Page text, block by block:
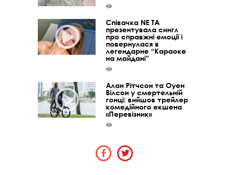
Співачка NE TA
презентувала сингл
про справжні емоції і
повернулася в
легендарне “Караоке
на майдані”
Алан Рітчсон та Оуен
Вілсон у смертельній
гонці: вийшов трейлер
комедійного екшена
«Перевізник»